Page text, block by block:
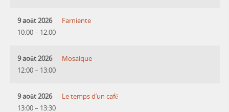
9 août 2026
10:00– 12:00
Farniente
9 août 2026
12:00– 13:00
Mosaique
9 août 2026
13:00– 13:30
Le temps d’un café